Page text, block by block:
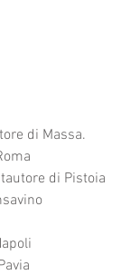
di Massa.
di Pistoia